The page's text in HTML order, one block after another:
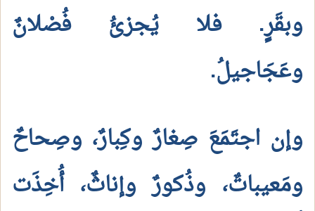
وبقَرٍ. فلا يُجزئُ فُصْلانٌ
وعَجَاجيلُ.
وإن اجتَمَعَ صِغارٌ وكِبارٌ، وصِحاحٌ
ومَعيباتٌ، وذُكورٌ وإناثٌ، أُخِذَت